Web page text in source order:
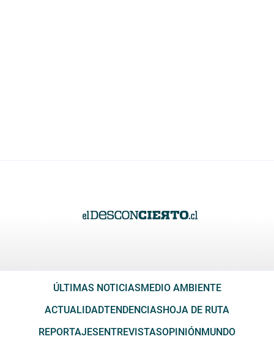
ÚLTIMAS NOTICIASMEDIO AMBIENTE
ACTUALIDADTENDENCIASHOJA DE RUTA
REPORTAJESENTREVISTASOPINIÓNMUNDO